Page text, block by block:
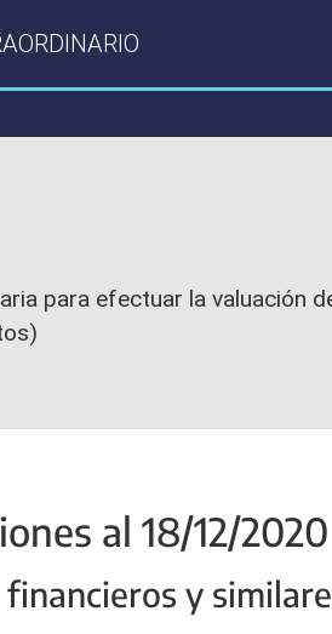
para efectuar la valuación
al 18/12/2020
y